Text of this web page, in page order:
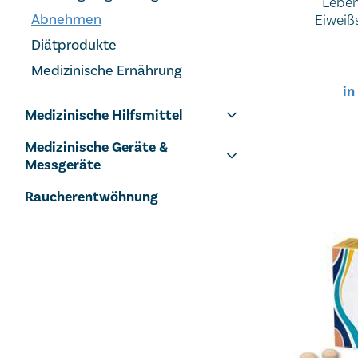
und
in
Abnehmen
Diätprodukte
Medizinische Ernährung
Medizinische Hilfsmittel
Medizinische Geräte &
Messgeräte
Raucherentwöhnung